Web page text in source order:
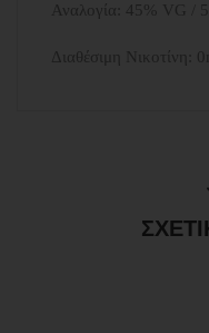
Αναλογία: 45% VG /
Διαθέσιμη